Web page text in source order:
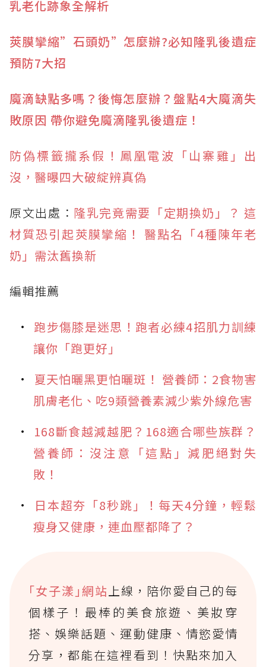
乳老化跡象全解析
莢膜攣縮”石頭奶”怎麼辦?必知隆乳後遺症
預防7大招
魔滴缺點多嗎？後悔怎麼辦？盤點4大魔滴失
敗原因 帶你避免魔滴隆乳後遺症！
防偽標籤攏系假！鳳凰電波「山寨雞」出
沒，醫曝四大破綻辨真偽
原文出處： 隆乳完竟需要「定期換奶」？ 這
材質恐引起莢膜攣縮！ 醫點名「4種陳年老
奶」需汰舊換新
編輯推薦
跑步傷膝是迷思！跑者必練4招肌力訓練
讓你「跑更好」
夏天怕曬黑更怕曬斑！ 營養師：2食物害
肌膚老化、吃9類營養素減少紫外線危害
168斷食越減越肥？168適合哪些族群？
營養師：沒注意「這點」減肥絕對失
敗！
日本超夯「8秒跳」！每天4分鐘，輕鬆
瘦身又健康，連血壓都降了？
｢女子漾｣網站上線，陪你愛自己的每
個樣子！最棒的美食旅遊、美妝穿
搭、娛樂話題、運動健康、情慾愛情
分享，都能在這裡看到！快點來加入